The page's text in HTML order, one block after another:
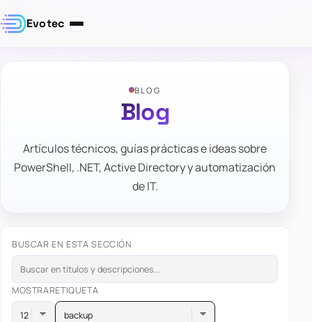
Evotec
BLOG
Blog
Artículos técnicos, guías prácticas e ideas sobre
PowerShell, .NET, Active Directory y automatización
de IT.
BUSCAR EN ESTA SECCIÓN
MOSTRARETIQUETA
backup